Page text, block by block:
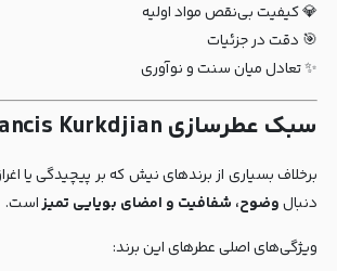
💎 کیفیت بی‌نقص مواد اولیه
🎯 دقت در جزئیات
✨ تعادل میان سنت و نوآوری
سبک عطرسازی Maison Francis Kurkdjian
دنبالوضوح، شفافیت و امضای بویایی تمیزاست.
ویژگی‌های اصلی عطرهای این برند: